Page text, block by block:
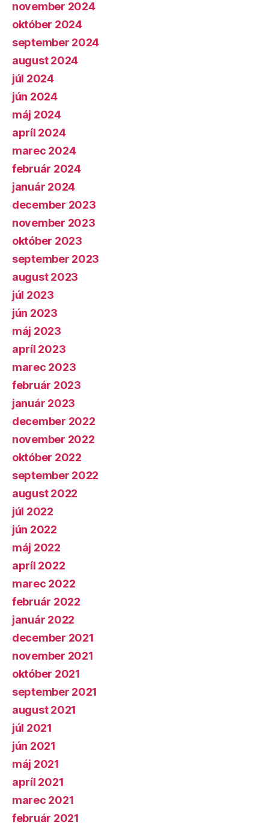
november 2024
október 2024
september 2024
august 2024
júl 2024
jún 2024
máj 2024
apríl 2024
marec 2024
február 2024
január 2024
december 2023
november 2023
október 2023
september 2023
august 2023
júl 2023
jún 2023
máj 2023
apríl 2023
marec 2023
február 2023
január 2023
december 2022
november 2022
október 2022
september 2022
august 2022
júl 2022
jún 2022
máj 2022
apríl 2022
marec 2022
február 2022
január 2022
december 2021
november 2021
október 2021
september 2021
august 2021
júl 2021
jún 2021
máj 2021
apríl 2021
marec 2021
február 2021